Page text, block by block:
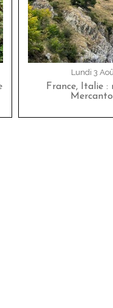
Lundi 3
France, Italie :